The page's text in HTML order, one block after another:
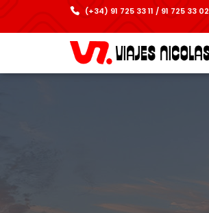
(+34) 91 725 33 11 / 91 725 33 02